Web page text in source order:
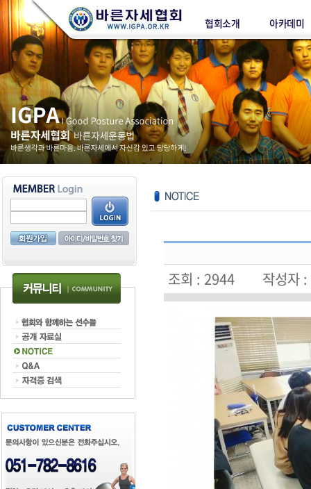
협회소개 아카데미
조회 : 2944 작성자